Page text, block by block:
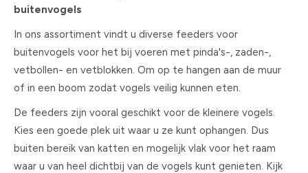
buitenvogels
In ons assortiment vindt u diverse feeders voor
buitenvogels voor het bij voeren met pinda's-, zaden-,
vetbollen- en vetblokken. Om op te hangen aan de muur
of in een boom zodat vogels veilig kunnen eten.
De feeders zijn vooral geschikt voor de kleinere vogels.
Kies een goede plek uit waar u ze kunt ophangen. Dus
buiten bereik van katten en mogelijk vlak voor het raam
waar u van heel dichtbij van de vogels kunt genieten. Kijk